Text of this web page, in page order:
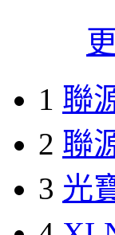
1 聯
2 聯
3 光